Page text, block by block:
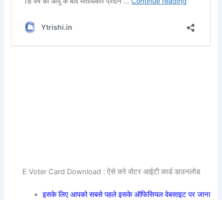
E Voter Card Download : ऐसे करे वोटर आईटी कार्ड डाउनलोड
इसके लिए आपको सबसे पहले इसके ऑफिसियल वेबसाइट पर जाना